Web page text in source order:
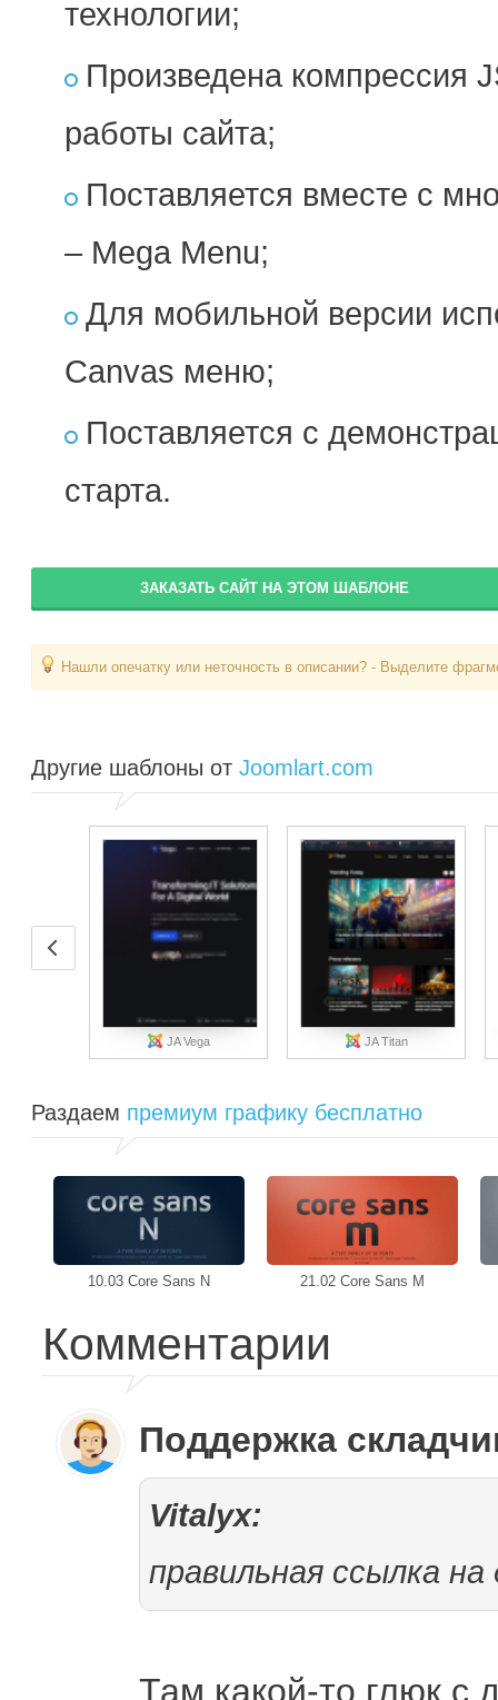
технологии;
Произведена компрессия
работы сайта;
Поставляется вместе с
– Mega Menu;
Для мобильной версии
Canvas меню;
Поставляется с
старта.
ЗАКАЗАТЬ САЙТ НА ЭТОМ ШАБЛОНЕ
Нашли опечатку или неточность в описании? - Выделите
Другие шаблоны от Joomlart.com
JA Vega JA Titan
Раздаем премиум графику бесплатно
10.03 Core Sans N 21.02 Core Sans M
Комментарии
Поддержка
Vitalyx:
правильная ссылка
Там какой-то глюк с